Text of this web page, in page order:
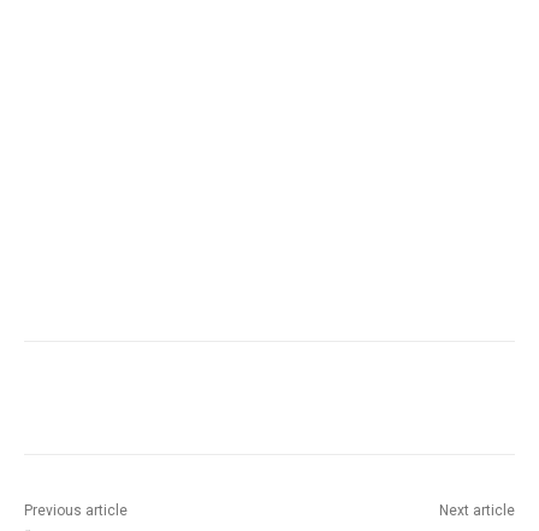
Previous article Next article